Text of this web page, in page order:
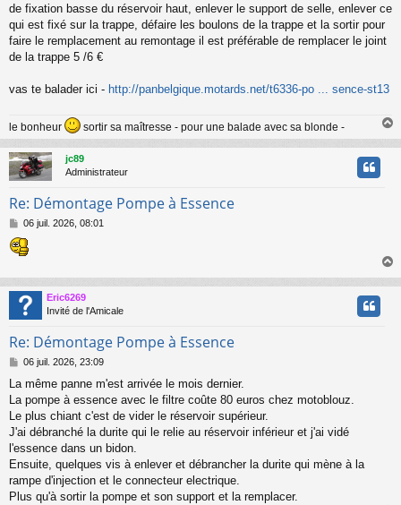
a
g
de fixation basse du réservoir haut, enlever le support de selle, enlever ce
qui est fixé sur la trappe, défaire les boulons de la trappe et la sortir pour
faire le remplacement au remontage il est préférable de remplacer le joint
de la trappe 5 /6 €
vas te balader ici - http://panbelgique.motards.net/t6336-po ... sence-st13
le bonheur sortir sa maîtresse - pour une balade avec sa blonde -
a
u
jc89
Administrateur
Re: Démontage Pompe à Essence
M
e
s
a
g
e
06 juil. 2026, 08:01
a
u
Eric6269
Invité de l'Amicale
Re: Démontage Pompe à Essence
M
s
s
a
g
06 juil. 2026, 23:09
La même panne m'est arrivée le mois dernier.
La pompe à essence avec le filtre coûte 80 euros chez motoblouz.
Le plus chiant c'est de vider le réservoir supérieur.
J'ai débranché la durite qui le relie au réservoir inférieur et j'ai vidé
l'essence dans un bidon.
Ensuite, quelques vis à enlever et débrancher la durite qui mène à la
rampe d'injection et le connecteur electrique.
Plus qu'à sortir la pompe et son support et la remplacer.